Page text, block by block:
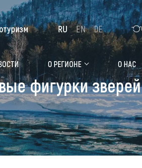
Алтайская зимовка
Где остановиться
Санатории
Гостиницы, отели
Коттеджи, базы
О РЕГИОНЕ О НАС
RU EN DE
фигурки зверей